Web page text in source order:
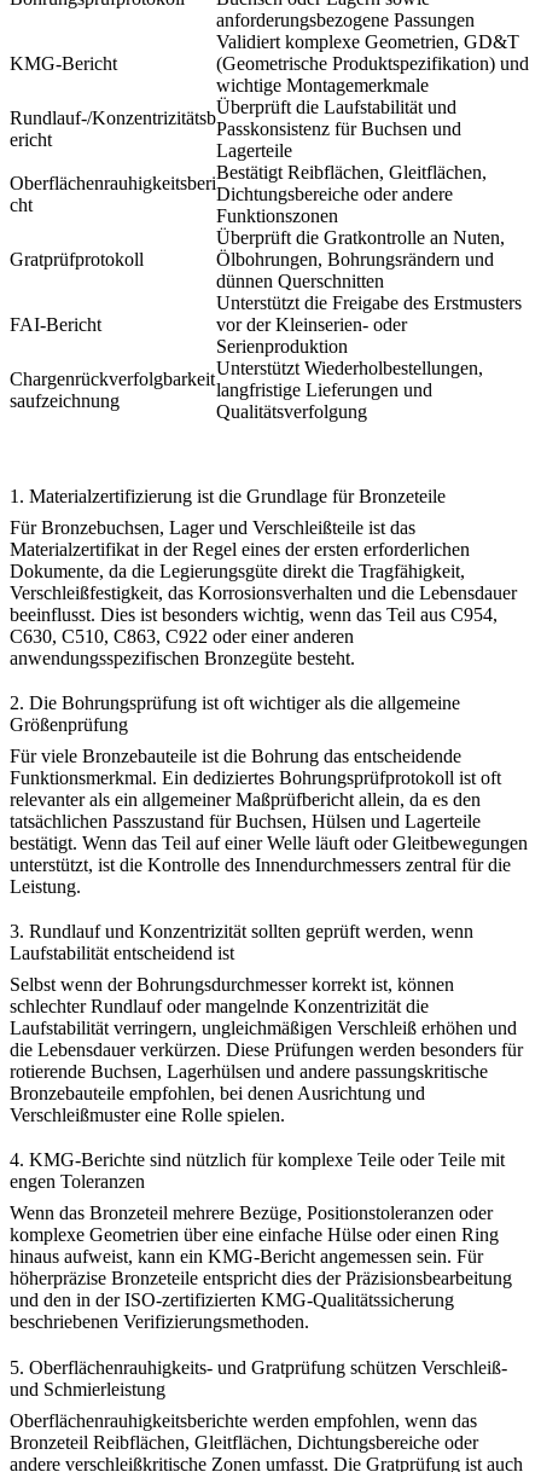
anforderungsbezogene Passungen
KMG-Bericht
Validiert komplexe Geometrien, GD&T
(Geometrische Produktspezifikation) und
wichtige Montagemerkmale
Rundlauf-/Konzentrizitätsb
ericht
Überprüft die Laufstabilität und
Passkonsistenz für Buchsen und
Lagerteile
Oberflächenrauhigkeitsberi
cht
Bestätigt Reibflächen, Gleitflächen,
Dichtungsbereiche oder andere
Funktionszonen
Gratprüfprotokoll
Überprüft die Gratkontrolle an Nuten,
Ölbohrungen, Bohrungsrändern und
dünnen Querschnitten
FAI-Bericht
Unterstützt die Freigabe des Erstmusters
vor der Kleinserien- oder
Serienproduktion
Chargenrückverfolgbarkeit
saufzeichnung
Unterstützt Wiederholbestellungen,
langfristige Lieferungen und
Qualitätsverfolgung
1. Materialzertifizierung ist die Grundlage für Bronzeteile
Für Bronzebuchsen, Lager und Verschleißteile ist das
Materialzertifikat in der Regel eines der ersten erforderlichen
Dokumente, da die Legierungsgüte direkt die Tragfähigkeit,
Verschleißfestigkeit, das Korrosionsverhalten und die Lebensdauer
beeinflusst. Dies ist besonders wichtig, wenn das Teil aus C954,
C630, C510, C863, C922 oder einer anderen
anwendungsspezifischen Bronzegüte besteht.
2. Die Bohrungsprüfung ist oft wichtiger als die allgemeine
Größenprüfung
Für viele Bronzebauteile ist die Bohrung das entscheidende
Funktionsmerkmal. Ein dediziertes Bohrungsprüfprotokoll ist oft
relevanter als ein allgemeiner Maßprüfbericht allein, da es den
tatsächlichen Passzustand für Buchsen, Hülsen und Lagerteile
bestätigt. Wenn das Teil auf einer Welle läuft oder Gleitbewegungen
unterstützt, ist die Kontrolle des Innendurchmessers zentral für die
Leistung.
3. Rundlauf und Konzentrizität sollten geprüft werden, wenn
Laufstabilität entscheidend ist
Selbst wenn der Bohrungsdurchmesser korrekt ist, können
schlechter Rundlauf oder mangelnde Konzentrizität die
Laufstabilität verringern, ungleichmäßigen Verschleiß erhöhen und
die Lebensdauer verkürzen. Diese Prüfungen werden besonders für
rotierende Buchsen, Lagerhülsen und andere passungskritische
Bronzebauteile empfohlen, bei denen Ausrichtung und
Verschleißmuster eine Rolle spielen.
4. KMG-Berichte sind nützlich für komplexe Teile oder Teile mit
engen Toleranzen
Wenn das Bronzeteil mehrere Bezüge, Positionstoleranzen oder
komplexe Geometrien über eine einfache Hülse oder einen Ring
hinaus aufweist, kann ein KMG-Bericht angemessen sein. Für
höherpräzise Bronzeteile entspricht dies derPräzisionsbearbeitung
und den in derISO-zertifizierten KMG-Qualitätssicherung
beschriebenen Verifizierungsmethoden.
5. Oberflächenrauhigkeits- und Gratprüfung schützen Verschleiß-
und Schmierleistung
Oberflächenrauhigkeitsberichte werden empfohlen, wenn das
Bronzeteil Reibflächen, Gleitflächen, Dichtungsbereiche oder
andere verschleißkritische Zonen umfasst. Die Gratprüfung ist auch